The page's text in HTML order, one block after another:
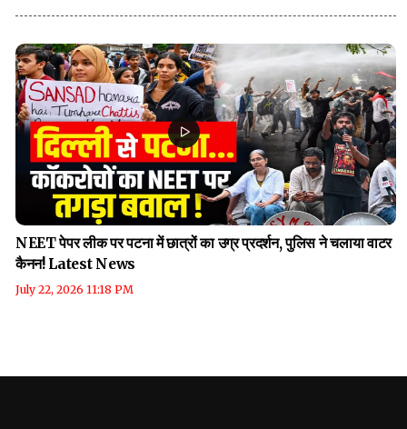
NEET पेपर लीक पर पटना में छात्रों का उग्र प्रदर्शन, पुलिस ने चलाया वाटर
कैनन! Latest News
July 22, 2026 11:18 PM